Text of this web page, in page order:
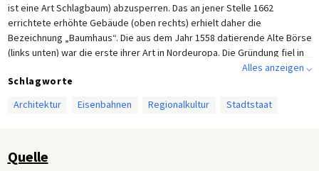
ist eine Art Schlagbaum) abzusperren. Das an jener Stelle 1662
errichtete erhöhte Gebäude (oben rechts) erhielt daher die
Bezeichnung „Baumhaus“. Die aus dem Jahr 1558 datierende Alte Börse
(links unten) war die erste ihrer Art in Nordeuropa. Die Gründung fiel in
eine Zeit, als Hamburg aufgrund seiner Mitgliedschaft in der Hanse
sowie weitreichender Auswirkungen der Reformation eine
schließlich (der Betrieb wurde 1842 aufgenommen, die Bauarbeiten
Eisenbahnstrecke von Nürnberg nach Fürth nahm 1835 ihren Betrieb
Alles anzeigen ⌵
Schlagworte
Architektur
Eisenbahnen Regionalkultur Stadtstaat
Quelle